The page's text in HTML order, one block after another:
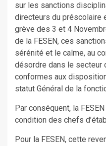
sur les sanctions
directeurs du préscolaire
grève des 3 et 4
de la FESEN, ces
sérénité et le calme, au
désordre dans le secteur
conformes aux
statut Général de la
Par conséquent, la
condition des chefs
Pour la FESEN, cette